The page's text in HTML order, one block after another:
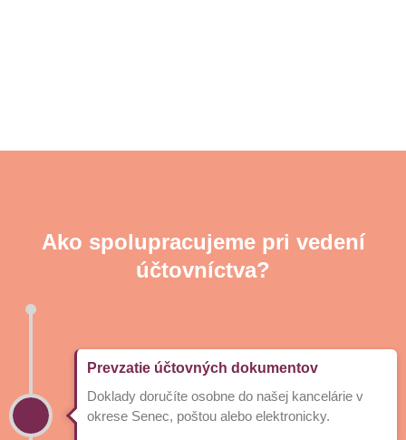
Ako spolupracujeme pri vedení
účtovníctva?
Prevzatie účtovných dokumentov
Doklady doručíte osobne do našej kancelárie v
okrese Senec, poštou alebo elektronicky.